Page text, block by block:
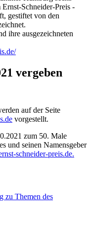
Schneider-Preis -
gestiftet von den
ihre ausgezeichneten
vergeben
auf der Seite
vorgestellt.
zum 50. Male
und seinen Namensgeber
schneider-preis.de.
zu Themen des